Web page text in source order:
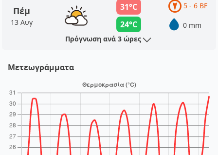
Πέμ
13 Αυγ
31°C
24°C
5 - 6 BF
0 mm
Πρόγνωση ανά 3 ώρες
Μετεωγράμματα